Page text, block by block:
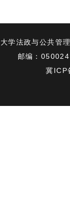
学法政与公共管
邮编：
冀ICP